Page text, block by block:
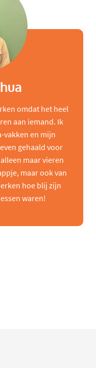
omdat het heel
aan iemand. Ik
vakken en mijn
gehaald voor
maar vieren
maar ook van
hoe blij zijn
waren!